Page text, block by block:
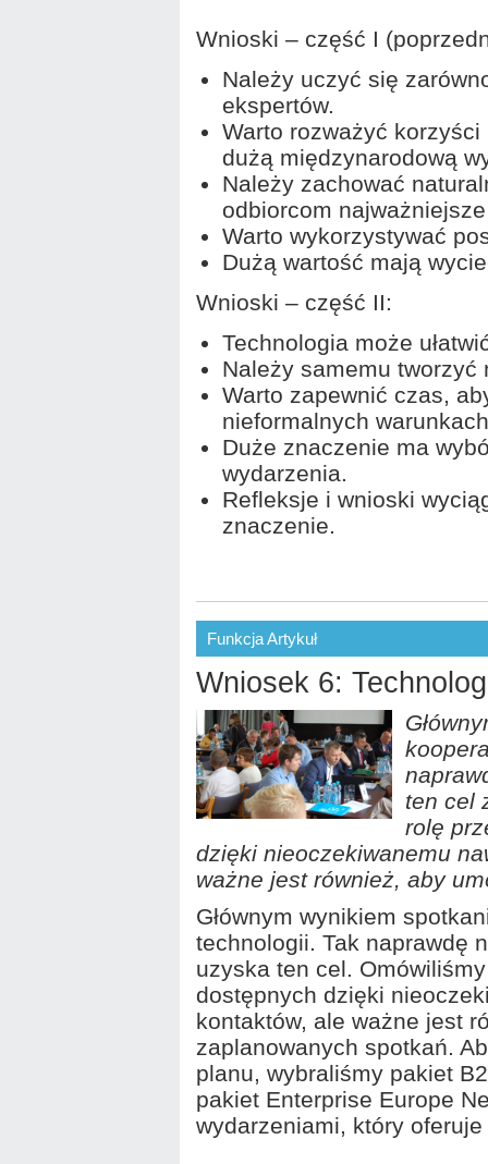
Wnioski – część I
Należy uczyć się
ekspertów.
Warto rozważyć korzyści
dużą międzynarodową
Należy zachować
odbiorcom
Warto wykorzystywać
Dużą wartość mają
Wnioski – część II:
Technologia może
Należy samemu tworzyć
Warto zapewnić czas,
nieformalnych
Duże znaczenie ma
wydarzenia.
Refleksje i wnioski
znaczenie.
Funkcja Artykuł
Wniosek 6:
ten cel
rolę
dzięki nieoczekiwanemu
ważne jest również, aby
Głównym wynikiem
technologii. Tak naprawdę
uzyska ten cel.
dostępnych dzięki
kontaktów, ale ważne jest
zaplanowanych spotkań.
planu, wybraliśmy pakiet
pakiet Enterprise Europe
wydarzeniami, który